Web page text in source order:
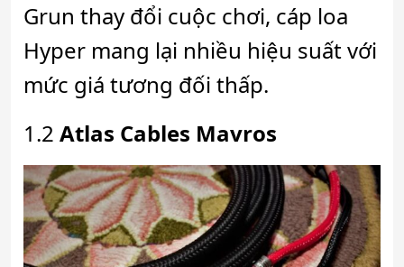
Grun thay đổi cuộc chơi, cáp loa
Hyper mang lại nhiều hiệu suất với
mức giá tương đối thấp.
1.2 Atlas Cables Mavros